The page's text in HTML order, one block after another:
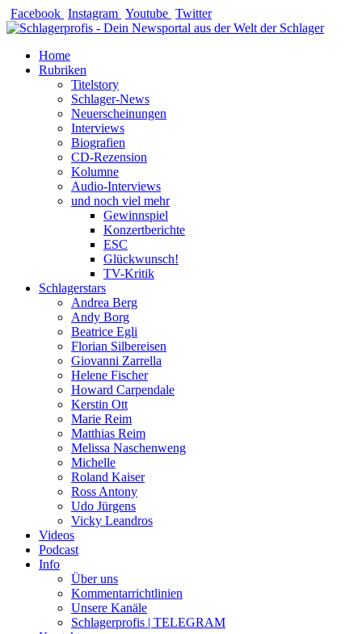
Zum
Inhalt
Facebook Instagram Youtube Twitter
Home
Rubriken
Titelstory
Schlager-News
Neuerscheinungen
Interviews
Biografien
CD-Rezension
Kolumne
Audio-Interviews
und noch viel mehr
Gewinnspiel
Konzertberichte
ESC
Glückwunsch!
TV-Kritik
Schlagerstars
Andrea Berg
Andy Borg
Beatrice Egli
Florian Silbereisen
Giovanni Zarrella
Helene Fischer
Howard Carpendale
Kerstin Ott
Marie Reim
Matthias Reim
Melissa Naschenweng
Michelle
Roland Kaiser
Ross Antony
Udo Jürgens
Vicky Leandros
Videos
Podcast
Info
Über uns
Kommentarrichtlinien
Unsere Kanäle
Schlagerprofis | TELEGRAM